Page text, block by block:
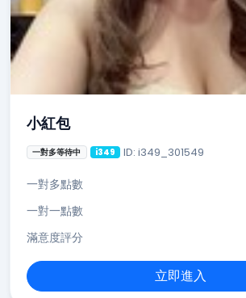
小紅包
一對多等待中 i349 ID: i349_301549
一對多點數
一對一點數
滿意度評分
立即進入